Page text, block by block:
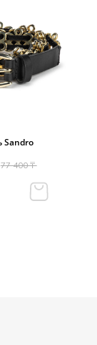
Sandro
77 400 ₸